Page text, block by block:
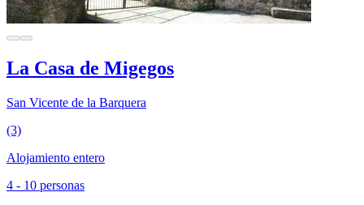
La Casa de Migegos
San Vicente de la Barquera
(3)
Alojamiento entero
4 - 10 personas